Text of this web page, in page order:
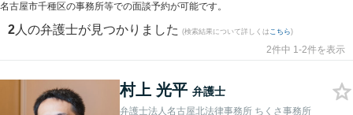
名古屋市千種区の事務所等での面談予約が可能です。
2 人の弁護士が見つかりました (検索結果について詳しくは こちら)
2件中 1-2件を表示
村上 光平 弁護士
弁護士法人名古屋北法律事務所 ちくさ事務所